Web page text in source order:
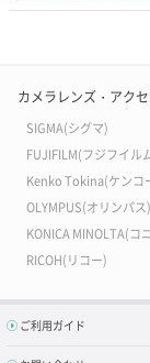
カメラレンズ・アク
SIGMA(シグマ)
FUJIFILM(フジフイル
Kenko Tokina(ケンコ
OLYMPUS(オリンパス)
KONICA MINOLTA(コ
RICOH(リコー)
ご利用ガイド